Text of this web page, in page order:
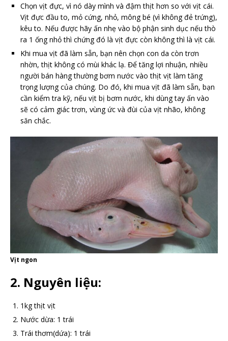
Chọn vịt đực, vì nó dày mình và đậm thịt hơn so với vịt cái.
Vịt đực đầu to, mỏ cứng, nhỏ, mông bé (vì không đẻ trứng),
kêu to. Nếu được hãy ấn nhẹ vào bộ phận sinh dục nếu thò
ra 1 ống nhỏ thì chứng đó là vịt đực còn không thì là vịt cái.
Khi mua vịt đã làm sẵn, bạn nên chọn con da còn trơn
nhờn, thịt không có mùi khác lạ. Để tăng lợi nhuận, nhiều
người bán hàng thường bơm nước vào thịt vịt làm tăng
trọng lượng của chúng. Do đó, khi mua vịt đã làm sẵn, bạn
cần kiểm tra kỹ, nếu vịt bị bơm nước, khi dùng tay ấn vào
sẽ có cảm giác trơn, vùng ức và đùi của vịt nhão, không
săn chắc.
Vịt ngon
2. Nguyên liệu:
1kg thịt vịt
Nước dừa: 1 trái
Trái thơm(dứa): 1 trái